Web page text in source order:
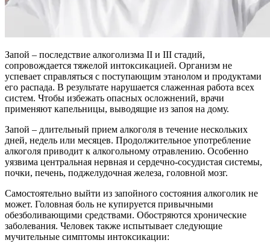
Запой – последствие алкоголизма II и III стадий,
сопровождается тяжелой интоксикацией. Организм не
успевает справляться с поступающим этанолом и продуктами
его распада. В результате нарушается слаженная работа всех
систем. Чтобы избежать опасных осложнений, врачи
применяют капельницы, выводящие из запоя на дому.
Запой – длительный прием алкоголя в течение нескольких
дней, недель или месяцев. Продолжительное употребление
алкоголя приводит к алкогольному отравлению. Особенно
уязвима центральная нервная и сердечно-сосудистая системы,
почки, печень, поджелудочная железа, головной мозг.
Самостоятельно выйти из запойного состояния алкоголик не
может. Головная боль не купируется привычными
обезболивающими средствами. Обостряются хронические
заболевания. Человек также испытывает следующие
мучительные симптомы интоксикации: